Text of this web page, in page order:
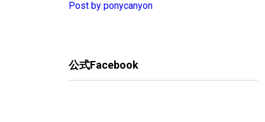
Post by ponycanyon
公式Facebook